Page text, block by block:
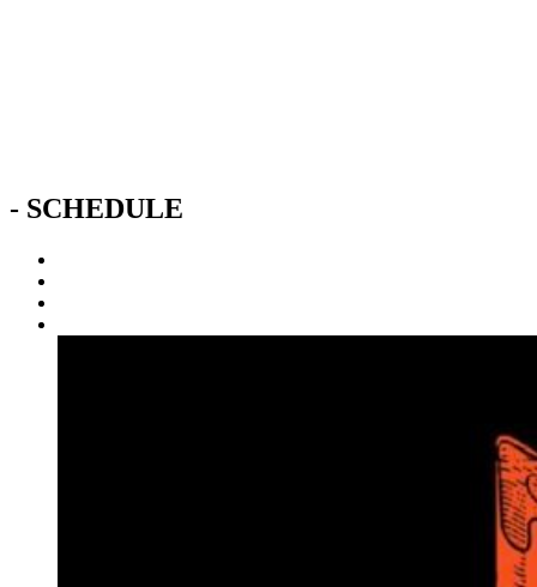
- SCHEDULE